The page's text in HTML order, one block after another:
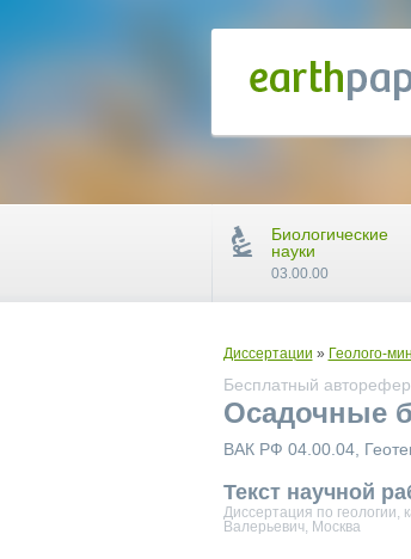
Диссертации » Геолого-
Бесплатный
Осадочные
ВАК РФ 04.00.04,
Текст научной
Диссертация по геологии,
Валерьевич, Москва
Биологические
науки
03.00.00